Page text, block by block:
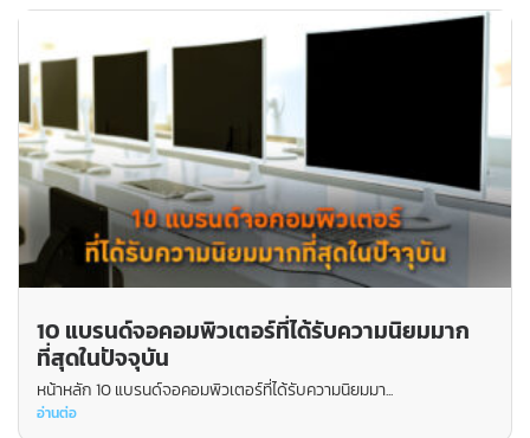
10 แบรนด์จอคอมพิวเตอร์ที่ได้รับความนิยมมาก
ที่สุดในปัจจุบัน
หน้าหลัก 10 แบรนด์จอคอมพิวเตอร์ที่ได้รับความนิยมมา...
อ่านต่อ